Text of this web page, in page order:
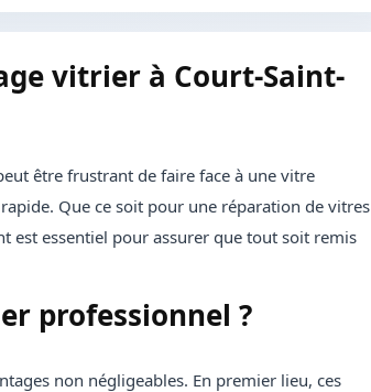
vitrier à Court-Saint-
être frustrant de faire face à une vitre
Que ce soit pour une réparation de vitres
essentiel pour assurer que tout soit remis
professionnel ?
non négligeables. En premier lieu, ces